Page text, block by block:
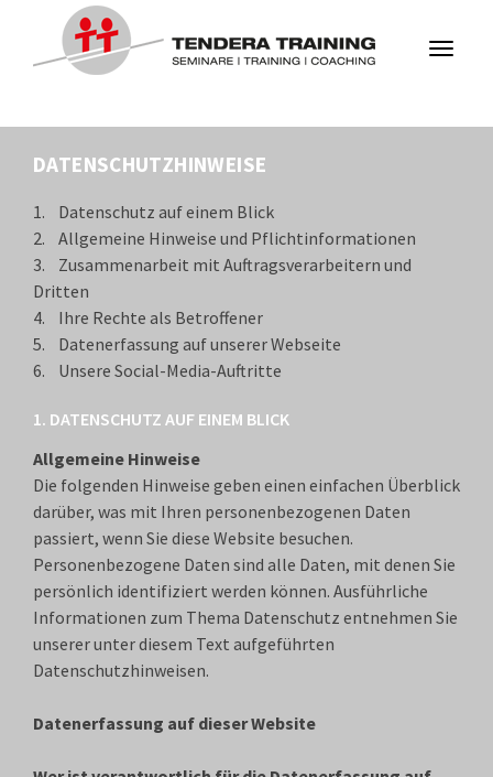
Toggle
DATENSCHUTZHINWEISE
1. Datenschutz auf einem Blick
2. Allgemeine Hinweise und Pflichtinformationen
3. Zusammenarbeit mit Auftragsverarbeitern und
Dritten
4. Ihre Rechte als Betroffener
5. Datenerfassung auf unserer Webseite
6. Unsere Social-Media-Auftritte
1. DATENSCHUTZ AUF EINEM BLICK
Allgemeine Hinweise
Die folgenden Hinweise geben einen einfachen Überblick
darüber, was mit Ihren personenbezogenen Daten
passiert, wenn Sie diese Website besuchen.
Personenbezogene Daten sind alle Daten, mit denen Sie
persönlich identifiziert werden können. Ausführliche
Informationen zum Thema Datenschutz entnehmen Sie
unserer unter diesem Text aufgeführten
Datenschutzhinweisen.
Datenerfassung auf dieser Website